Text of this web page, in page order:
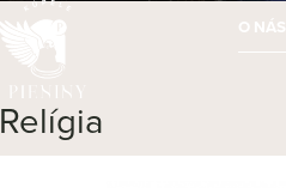
O NÁS
Relígia